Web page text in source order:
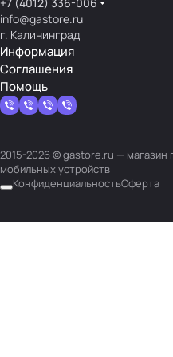
info@gastore.ru
г. Калининград
Информация
Соглашения
Помощь
2015-2026 © gastore.ru — магазин
мобильных устройств
КонфиденциальностьОферта